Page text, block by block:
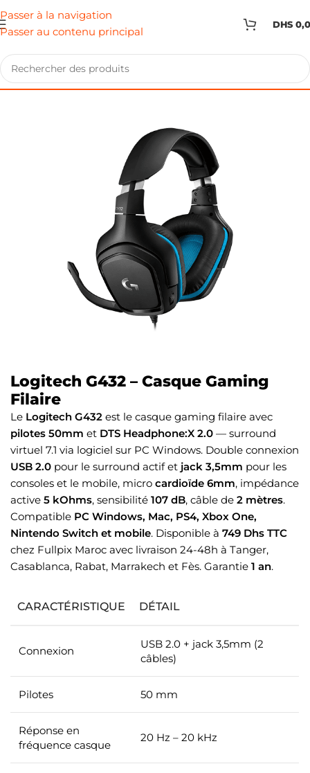
Passer à la navigation
Passer au contenu principal
DHS
Logitech G432 – Casque Gaming
Filaire
Le Logitech G432 est le casque gaming filaire avec
pilotes 50mm et DTS Headphone:X 2.0 — surround
virtuel 7.1 via logiciel sur PC Windows. Double connexion
USB 2.0 pour le surround actif et jack 3,5mm pour les
consoles et le mobile, micro cardioïde 6mm, impédance
active 5 kOhms, sensibilité 107 dB, câble de 2 mètres.
Compatible PC Windows, Mac, PS4, Xbox One,
Nintendo Switch et mobile. Disponible à 749 Dhs TTC
chez Fullpix Maroc avec livraison 24-48h à Tanger,
Casablanca, Rabat, Marrakech et Fès. Garantie 1 an.
CARACTÉRISTIQUE DÉTAIL
Connexion
USB 2.0 + jack 3,5mm (2
câbles)
Pilotes 50 mm
Réponse en
fréquence casque
20 Hz – 20 kHz